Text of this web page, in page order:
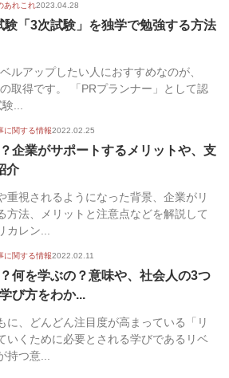
あれこれ2023.04.28
験「3次試験」を独学で勉強する方法
ルアップしたい人におすすめなのが、
取得です。 「PRプランナー」として認
...
に関する情報2022.02.25
企業がサポートするメリットや、支
介
重視されるようになった背景、企業がリ
方法、メリットと注意点などを解説して
カレン...
に関する情報2022.02.11
何を学ぶの？意味や、社会人の3つ
び方をわか...
に、どんどん注目度が高まっている「リ
いくために必要とされる学びであるリベ
持つ意...